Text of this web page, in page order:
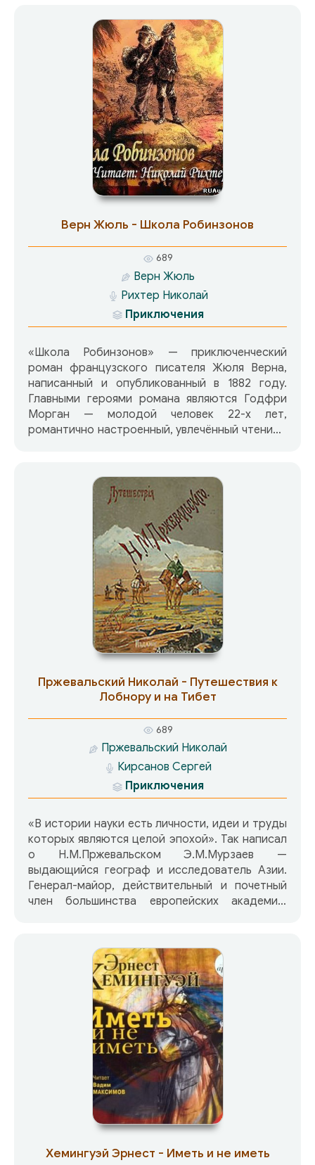
легендарный Свиток Тота, который, как
считается, наделяет своего владельца
способностью возвращать к жизни усопших и
понимать язык зверей и птиц. Наконец судьба
улыбнулась молодому царевичу, и в
нераспечатанной гробнице он нашел заветный
манускрипт. Но мог ли он подумать, что там
его ждет и великая любовь? Завораживающая,
мастерски написанная история о
чувственности и любви, несомненно, приятно
порадует читателей уже знакомых с Паулиной
Гейдж по ее роману «Искушение богини».
Верн Жюль - Школа Робинзонов
689
Верн Жюль
Рихтер Николай
Приключения
«Школа Робинзонов» — приключенческий
роман французского писателя Жюля Верна,
написанный и опубликованный в 1882 году.
Главными героями романа являются Годфри
Морган — молодой человек 22-х лет,
романтично настроенный, увлечённый чтением
Робинзона Крузо — племянник богатого
американского мультимиллионера Уильяма
Кольдерупа, живущий с дядей после смерти
родителей, и его учитель танцев Т. Арталет.
Приключения начинаются…
Пржевальский Николай - Путешествия к
Лобнору и на Тибет
689
Пржевальский Николай
Кирсанов Сергей
Приключения
«В истории науки есть личности, идеи и труды
которых являются целой эпохой». Так написал
о Н.М.Пржевальском Э.М.Мурзаев —
выдающийся географ и исследователь Азии.
Генерал-майор, действительный и почетный
член большинства европейских академий,
бесстрашный разведчик, талантливый
писатель — Н.М.Пржевальский посвятил свою
жизнь исследованиям Центральной Азии —
«белого пятна» на картах середины XIX века.
Книги Пржевальского о его путешествиях по
праву считают лучшими образцами научно-
познавательной географической литературы.
Хемингуэй Эрнест - Иметь и не иметь